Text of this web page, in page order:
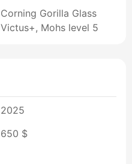
Corning Gorilla Glass
Victus+, Mohs level 5
2025
650 $